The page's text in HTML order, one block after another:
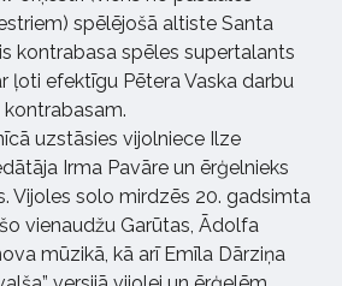
spēlējošā altiste Santa
kontrabasa spēles supertalants
ļoti efektīgu Pētera Vaska darbu
uzstāsies vijolniece Ilze
Irma Pavāre un ērģelnieks
Vijoles solo mirdzēs 20. gadsimta
vienaudžu Garūtas, Ādolfa
mūzikā, kā arī Emīla Dārziņa